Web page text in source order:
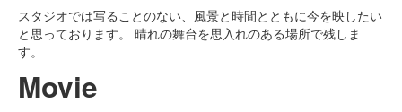
スタジオでは写ることのない、風景と時間とともに今を映したい
と思っております。 晴れの舞台を思入れのある場所で残しま
す。
Movie